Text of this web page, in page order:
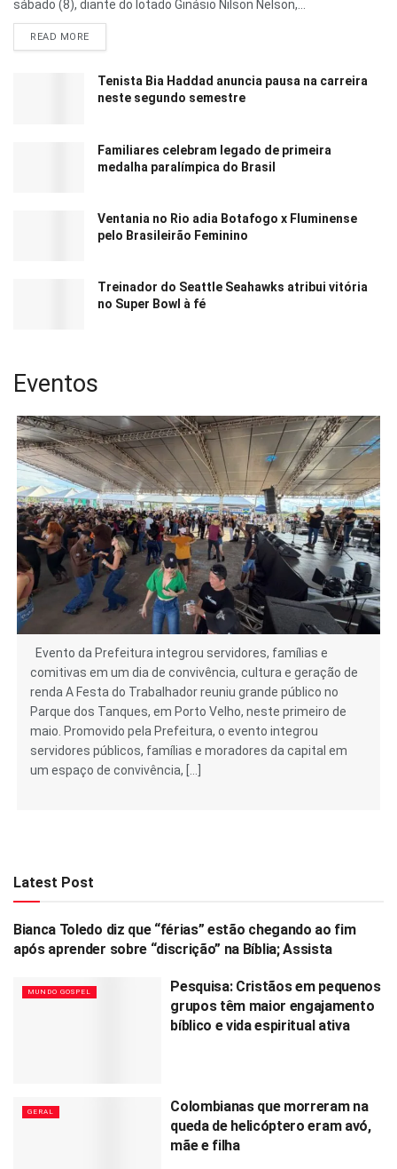
sábado (8), diante do lotado Ginásio Nilson Nelson,...
READ MORE
Tenista Bia Haddad anuncia pausa na carreira
neste segundo semestre
Familiares celebram legado de primeira
medalha paralímpica do Brasil
Ventania no Rio adia Botafogo x Fluminense
pelo Brasileirão Feminino
Treinador do Seattle Seahawks atribui vitória
no Super Bowl à fé
Eventos
Evento da Prefeitura integrou servidores, famílias e
comitivas em um dia de convivência, cultura e geração de
renda A Festa do Trabalhador reuniu grande público no
Parque dos Tanques, em Porto Velho, neste primeiro de
maio. Promovido pela Prefeitura, o evento integrou
servidores públicos, famílias e moradores da capital em
um espaço de convivência, […]
Latest Post
MUNDO GOSPEL
Bianca Toledo diz que “férias” estão chegando ao fim
após aprender sobre “discrição” na Bíblia; Assista
MUNDO GOSPEL
Pesquisa: Cristãos em pequenos
grupos têm maior engajamento
bíblico e vida espiritual ativa
GERAL
Colombianas que morreram na
queda de helicóptero eram avó,
mãe e filha